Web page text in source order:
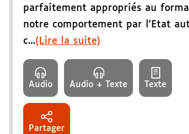
parfaitement appropriés au
notre comportement par l'Etat
c...(Lire la suite)
Audio Audio + Texte Texte
Partager